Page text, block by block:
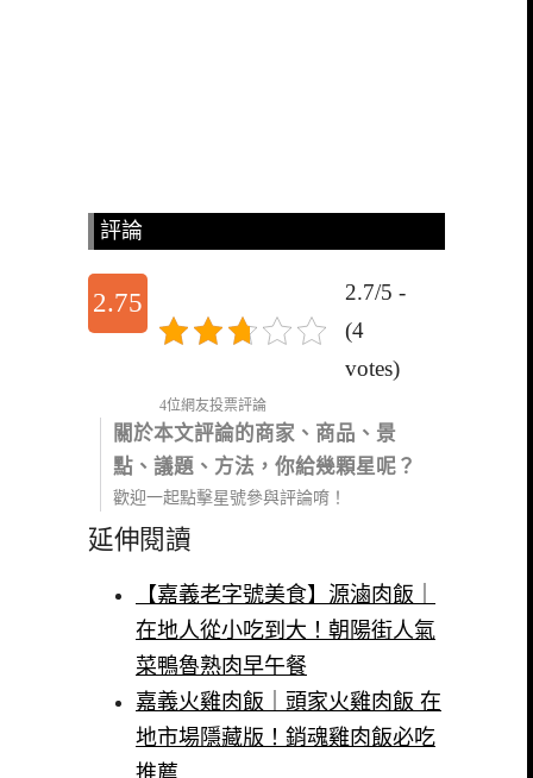
評論
2.75
2.7/5 -
(4
votes)
4位網友投票評論
關於本文評論的商家、商品、景
點、議題、方法，你給幾顆星呢？
歡迎一起點擊星號參與評論唷！
延伸閱讀
【嘉義老字號美食】源滷肉飯｜
在地人從小吃到大！朝陽街人氣
菜鴨魯熟肉早午餐
嘉義火雞肉飯｜頭家火雞肉飯 在
地市場隱藏版！銷魂雞肉飯必吃